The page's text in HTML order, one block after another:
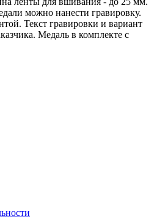
можно нанести гравировку.
Текст гравировки и вариант
Медаль в комплекте с